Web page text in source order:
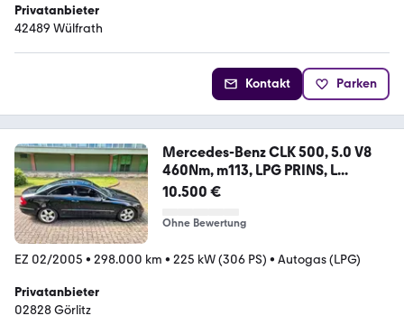
Privatanbieter
42489 Wülfrath
Kontakt Parken
Mercedes-Benz CLK 500, 5.0 V8
460Nm, m113, LPG PRINS, L...
10.500 €
Ohne Bewertung
EZ 02/2005 • 298.000 km • 225 kW (306 PS) • Autogas (LPG)
Privatanbieter
02828 Görlitz